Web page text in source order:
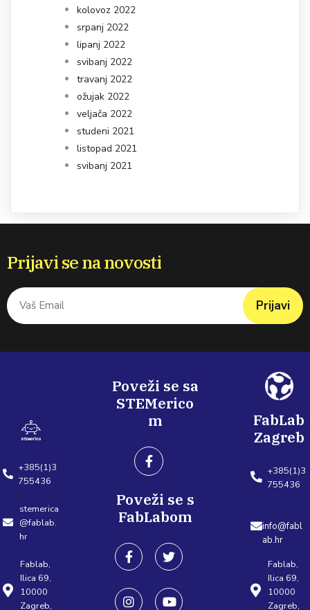
kolovoz 2022
srpanj 2022
lipanj 2022
svibanj 2022
travanj 2022
ožujak 2022
veljača 2022
studeni 2021
listopad 2021
svibanj 2021
Prijavi se na novosti
Prijavi
+385(1)3
755436
stemerica
@fablab.
hr
Fablab,
Ilica 69,
10000
Zagreb,
Poveži se sa
STEMerico
m
Poveži se s
FabLabom
FabLab
Zagreb
+385(1)3
755436
info@fabl
ab.hr
Fablab,
Ilica 69,
10000
Zagreb,